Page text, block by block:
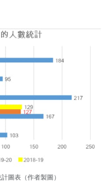
圖表（作者製圖）